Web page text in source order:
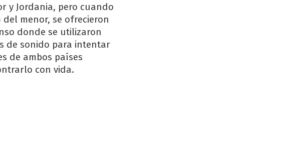
y Jordania, pero cuando
menor, se ofrecieron
donde se utilizaron
de sonido para intentar
de ambos países
con vida.